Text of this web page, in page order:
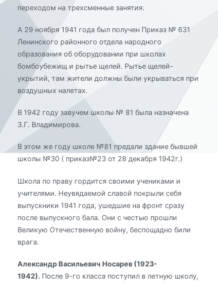
переходом на трехсменные занятия.
А 29 ноября 1941 года был получен Приказ № 631
Ленинского районного отдела народного
образования об оборудовании при школах
бомбоубежищ и рытье щелей. Рытье щелей-
укрытий, там жители должны были укрываться при
воздушных налетах.
В 1942 году завучем школы № 81 была назначена
З.Г. Владимирова.
В этом же году школе №81 предали здание бывшей
школы №30 ( приказ№23 от 28 декабря 1942г.)
Школа по праву гордится своими учениками и
учителями. Неувядаемой славой покрыли себя
выпускники 1941 года, ушедшие на фронт сразу
после выпускного бала. Они с честью прошли
Великую Отечественную войну, беспощадно били
врага.
Александр Васильевич Носарев (1923-
1942).После 9-го класса поступил в летную школу,